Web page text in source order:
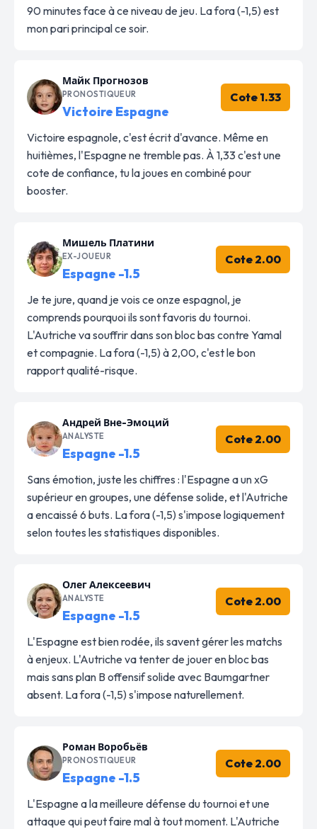
90 minutes face à ce niveau de jeu. La fora (-1,5) est
mon pari principal ce soir.
Майк Прогнозов
PRONOSTIQUEUR
Victoire Espagne
Cote 1.33
Victoire espagnole, c'est écrit d'avance. Même en
huitièmes, l'Espagne ne tremble pas. À 1,33 c'est une
cote de confiance, tu la joues en combiné pour
booster.
Мишель Платини
EX-JOUEUR
Espagne -1.5
Cote 2.00
Je te jure, quand je vois ce onze espagnol, je
comprends pourquoi ils sont favoris du tournoi.
L'Autriche va souffrir dans son bloc bas contre Yamal
et compagnie. La fora (-1,5) à 2,00, c'est le bon
rapport qualité-risque.
Андрей Вне-Эмоций
ANALYSTE
Espagne -1.5
Cote 2.00
Sans émotion, juste les chiffres : l'Espagne a un xG
supérieur en groupes, une défense solide, et l'Autriche
a encaissé 6 buts. La fora (-1,5) s'impose logiquement
selon toutes les statistiques disponibles.
Олег Алексеевич
ANALYSTE
Espagne -1.5
Cote 2.00
L'Espagne est bien rodée, ils savent gérer les matchs
à enjeux. L'Autriche va tenter de jouer en bloc bas
mais sans plan B offensif solide avec Baumgartner
absent. La fora (-1,5) s'impose naturellement.
Роман Воробьёв
PRONOSTIQUEUR
Espagne -1.5
Cote 2.00
L'Espagne a la meilleure défense du tournoi et une
attaque qui peut faire mal à tout moment. L'Autriche